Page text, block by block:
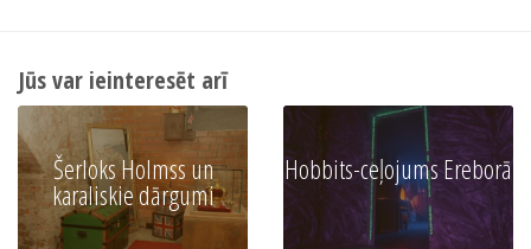
Jūs var ieinteresēt arī
Šerloks Holmss un
karaliskie dārgumi
Hobbits-ceļojums Ereborā